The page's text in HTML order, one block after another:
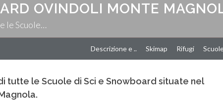
OVINDOLI MONTE
le Scuole…
Descrizione e .. Skimap Rifugi
tutte le Scuole di Sci e Snowboard situate nel